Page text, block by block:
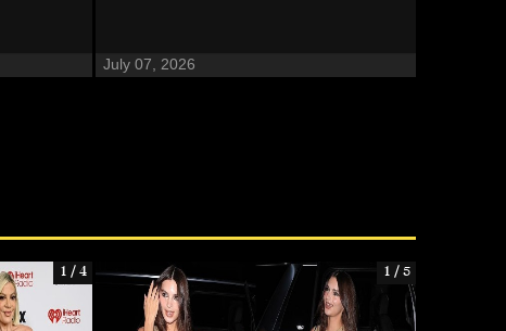
July 07, 2026
1 / 4 1 / 5